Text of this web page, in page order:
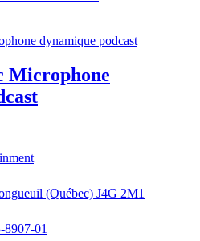
Microphone
(Québec) J4G 2M1
01